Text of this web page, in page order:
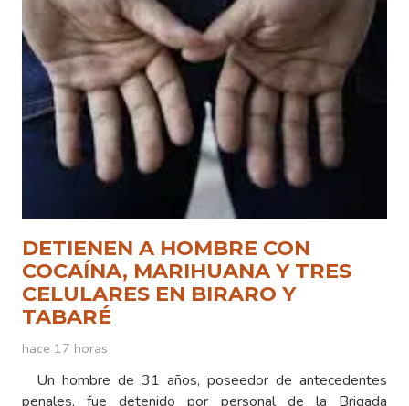
DETIENEN A HOMBRE CON
COCAÍNA, MARIHUANA Y TRES
CELULARES EN BIRARO Y
TABARÉ
hace 17 horas
Un hombre de 31 años, poseedor de antecedentes
penales, fue detenido por personal de la Brigada